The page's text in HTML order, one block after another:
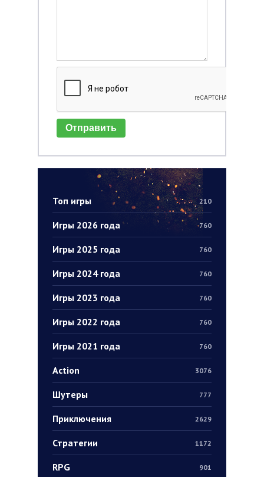
Топ игры 210
Игры 2026 года 760
Игры 2025 года 760
Игры 2024 года 760
Игры 2023 года 760
Игры 2022 года 760
Игры 2021 года 760
Action 3076
Шутеры 777
Приключения 2629
Стратегии 1172
RPG 901
Отправить